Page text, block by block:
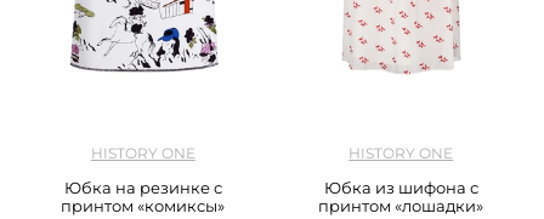
HISTORY ONE
Юбка на резинке с
принтом «комиксы»
HISTORY ONE
Юбка из шифона с
принтом «лошадки»